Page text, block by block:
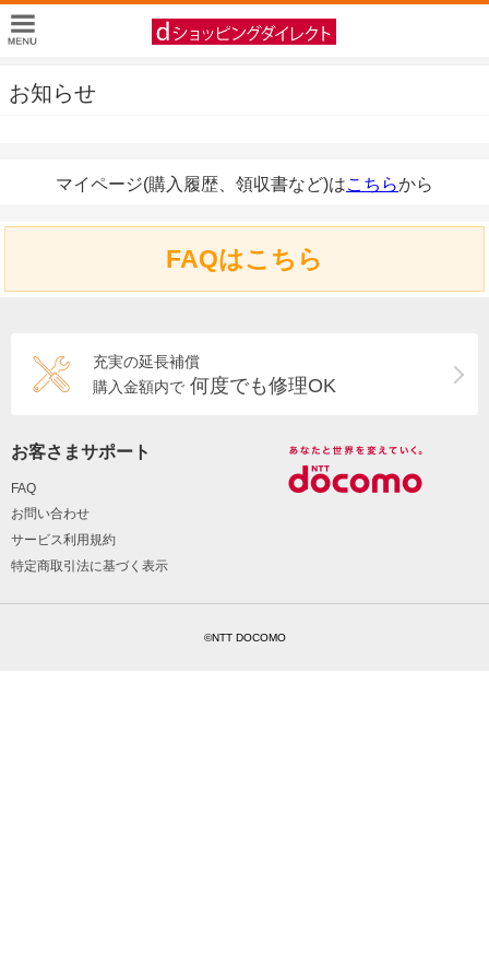
お知らせ
マイページ(購入履歴、領収書など)はこちらから
FAQはこちら
充実の延長補償
購入金額内で 何度でも修理OK
お客さまサポート
FAQ
お問い合わせ
サービス利用規約
特定商取引法に基づく表示
©NTT DOCOMO